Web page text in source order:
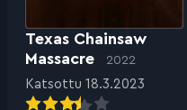
Texas Chainsaw
Massacre
2022
Katsottu 18.3.2023